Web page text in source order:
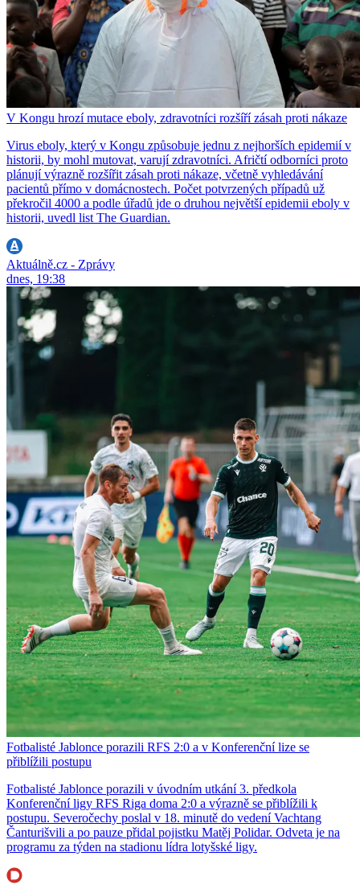
V Kongu hrozí mutace eboly, zdravotníci rozšíří zásah proti nákaze
Virus eboly, který v Kongu způsobuje jednu z nejhorších epidemií v
historii, by mohl mutovat, varují zdravotníci. Afričtí odborníci proto
plánují výrazně rozšířit zásah proti nákaze, včetně vyhledávání
pacientů přímo v domácnostech. Počet potvrzených případů už
překročil 4000 a podle úřadů jde o druhou největší epidemii eboly v
historii, uvedl list The Guardian.
Aktuálně.cz - Zprávy
dnes, 19:38
Fotbalisté Jablonce porazili RFS 2:0 a v Konferenční lize se
přiblížili postupu
Fotbalisté Jablonce porazili v úvodním utkání 3. předkola
Konferenční ligy RFS Riga doma 2:0 a výrazně se přiblížili k
postupu. Severočechy poslal v 18. minutě do vedení Vachtang
Čanturišvili a po pauze přidal pojistku Matěj Polidar. Odveta je na
programu za týden na stadionu lídra lotyšské ligy.